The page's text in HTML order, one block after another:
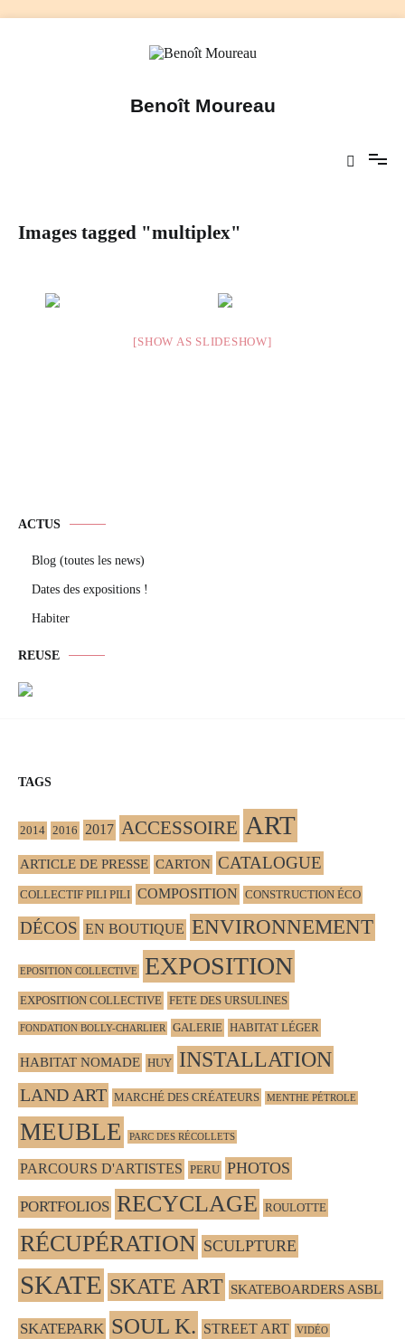
Benoît Moureau
Images tagged "multiplex"
[SHOW AS SLIDESHOW]
ACTUS
Blog (toutes les news)
Dates des expositions !
Habiter
REUSE
TAGS
2014 2016 2017 ACCESSOIRE ART
ARTICLE DE PRESSE CARTON CATALOGUE
COLLECTIF PILI PILI COMPOSITION CONSTRUCTION ÉCO
DÉCOS EN BOUTIQUE ENVIRONNEMENT
EPOSITION COLLECTIVE EXPOSITION
EXPOSITION COLLECTIVE FETE DES URSULINES
FONDATION BOLLY-CHARLIER GALERIE HABITAT LÉGER
HABITAT NOMADE HUY INSTALLATION
LAND ART MARCHÉ DES CRÉATEURS MENTHE PÉTROLE
MEUBLE PARC DES RÉCOLLETS
PARCOURS D'ARTISTES PERU PHOTOS
PORTFOLIOS RECYCLAGE ROULOTTE
RÉCUPÉRATION SCULPTURE
SKATE SKATE ART SKATEBOARDERS ASBL
SKATEPARK SOUL K. STREET ART VIDÉO